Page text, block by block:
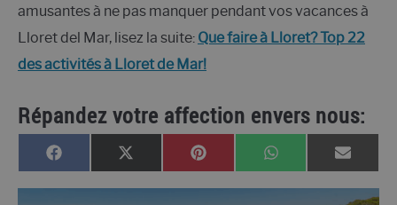
amusantes à ne pas manquer pendant vos vacances à
Lloret del Mar, lisez la suite: Que faire à Lloret? Top 22
des activités à Lloret de Mar!
Répandez votre affection envers nous:
PARTAGER
SUR
FACEBOOKPARTAGER
SUR
X
(TWITTER)
PARTAGER
SUR
PINTERESTPARTAGER
SUR
WHATSAPP
SUR
EMAIL